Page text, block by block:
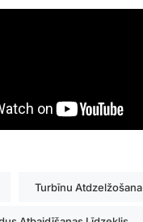
Turbīnu Atdzelžošana